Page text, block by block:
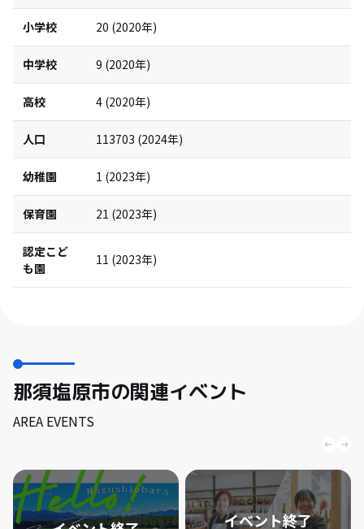
小学校 20 (2020年)
中学校 9 (2020年)
高校 4 (2020年)
人口 113703 (2024年)
幼稚園 1 (2023年)
保育園 21 (2023年)
認定こど
も園
11 (2023年)
那須塩原市の関連イベント
AREA EVENTS